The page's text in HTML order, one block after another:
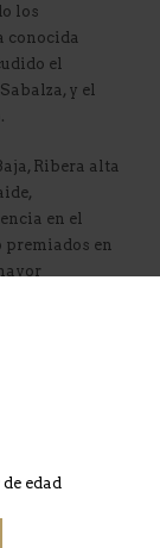
edad
los
conocida
el
y el
Ribera alta
en el
en
con sus
a Malón
los eventos